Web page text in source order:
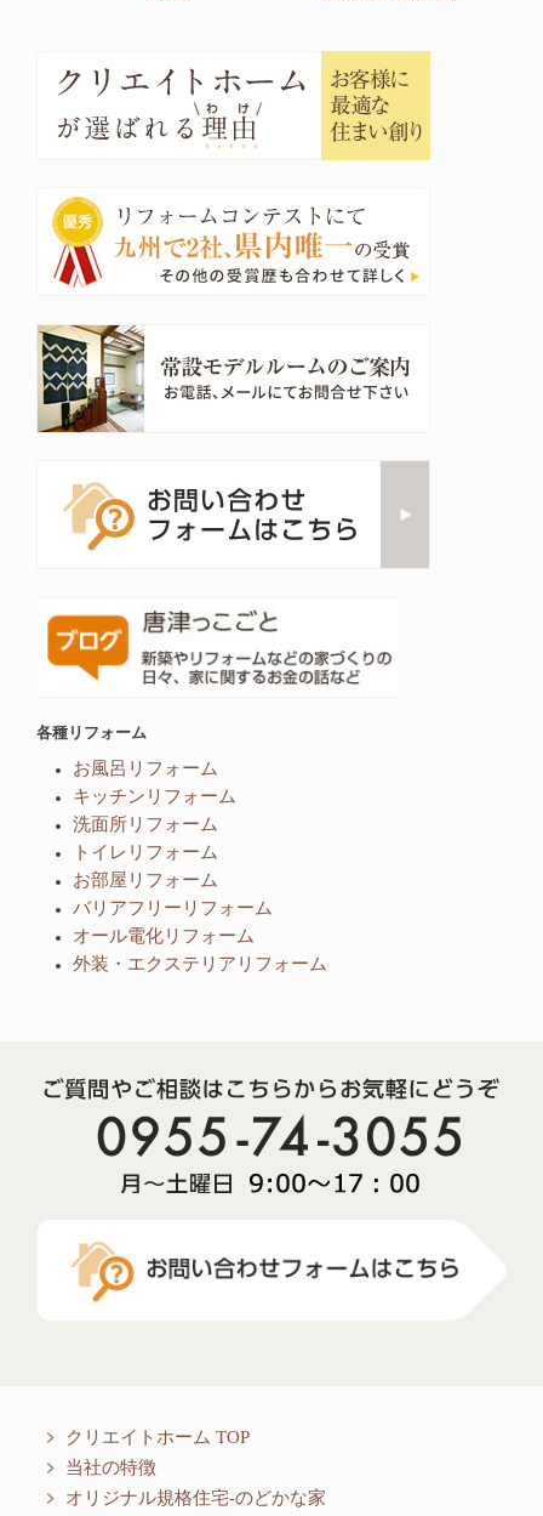
各種リフォーム
お風呂リフォーム
キッチンリフォーム
洗面所リフォーム
トイレリフォーム
お部屋リフォーム
バリアフリーリフォーム
オール電化リフォーム
外装・エクステリアリフォーム
クリエイトホーム TOP
当社の特徴
オリジナル規格住宅-のどかな家